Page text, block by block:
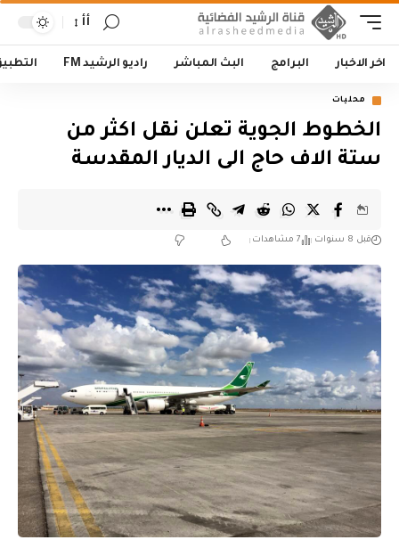
أأ
اخر الاخبار البرامج البث المباشر راديو الرشيد FM
محليات
الخطوط الجوية تعلن نقل اكثر من
ستة الاف حاج الى الديار المقدسة
قبل 8 سنوات 7 مشاهدات